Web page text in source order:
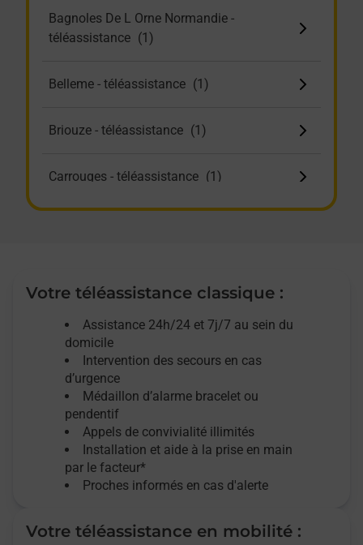
Bagnoles De L Orne Normandie -
téléassistance
Belleme - téléassistance
Briouze - téléassistance
Carrouges - téléassistance
Flers - téléassistance
Gace - téléassistance
L Aigle - téléassistance
Votre téléassistance classique :
Assistance 24h/24 et 7j/7 au sein du
domicile
Intervention des secours en cas
d’urgence
Médaillon d’alarme bracelet ou
pendentif
Appels de convivialité illimités
Installation et aide à la prise en main
par le facteur*
Proches informés en cas d'alerte
Votre téléassistance en mobilité :